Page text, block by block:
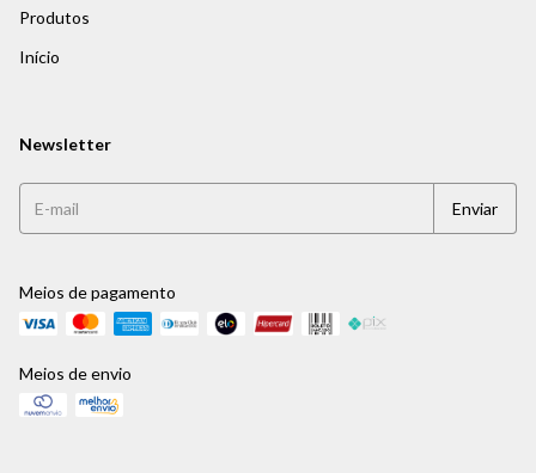
Produtos
Início
Newsletter
Meios de pagamento
Meios de envio